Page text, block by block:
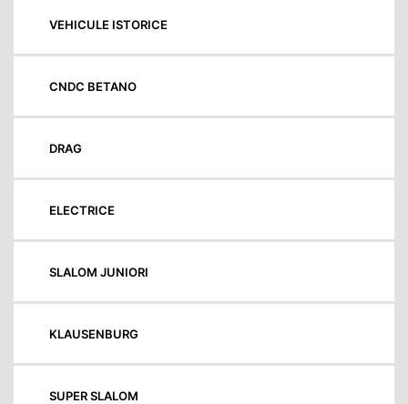
VEHICULE ISTORICE
CNDC BETANO
DRAG
ELECTRICE
SLALOM JUNIORI
KLAUSENBURG
SUPER SLALOM